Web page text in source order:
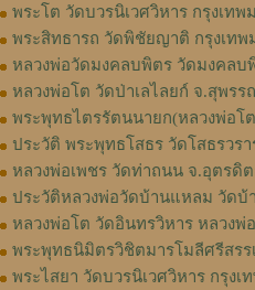
พระโต วัดบวรนิเวศวิหาร กรุงเทพ
พระสิทธารถ วัดพิชัยญาติ กรุงเทพ
หลวงพ่อวัดมงคลบพิตร วัดมงคลบ
หลวงพ่อโต วัดป่าเลไลยก์ จ.สุพร
พระพุทธไตรรัตนนายก(หลวงพ่อโ
ประวัติ พระพุทธโสธร วัดโสธรวรา
หลวงพ่อเพชร วัดท่าถนน จ.อุตรดิ
ประวัติหลวงพ่อวัดบ้านแหลม วัดบ้
หลวงพ่อโต วัดอินทรวิหาร หลวงพ่
พระพุทธนิมิตรวิชิตมารโมลีศรีสร
พระไสยา วัดบวรนิเวศวิหาร กรุงเ